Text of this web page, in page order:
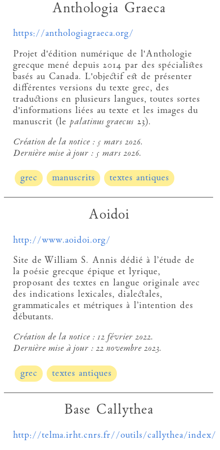
Anthologia Graeca
https://anthologiagraeca.org/
Projet d'édition numérique de l'Anthologie
grecque mené depuis 2014 par des spécialistes
basés au Canada. L'objectif est de présenter
différentes versions du texte grec, des
traductions en plusieurs langues, toutes sortes
d'informations liées au texte et les images du
manuscrit (le palatinus graecus 23).
Création de la notice : 5 mars 2026.
Dernière mise à jour : 5 mars 2026.
grec manuscrits textes antiques
Aoidoi
http://www.aoidoi.org/
Site de William S. Annis dédié à l’étude de
la poésie grecque épique et lyrique,
proposant des textes en langue originale avec
des indications lexicales, dialectales,
grammaticales et métriques à l’intention des
débutants.
Création de la notice :12 février 2022.
Dernière mise à jour :22 novembre 2023.
grec textes antiques
Base Callythea
http://telma.irht.cnrs.fr//outils/callythea/index/